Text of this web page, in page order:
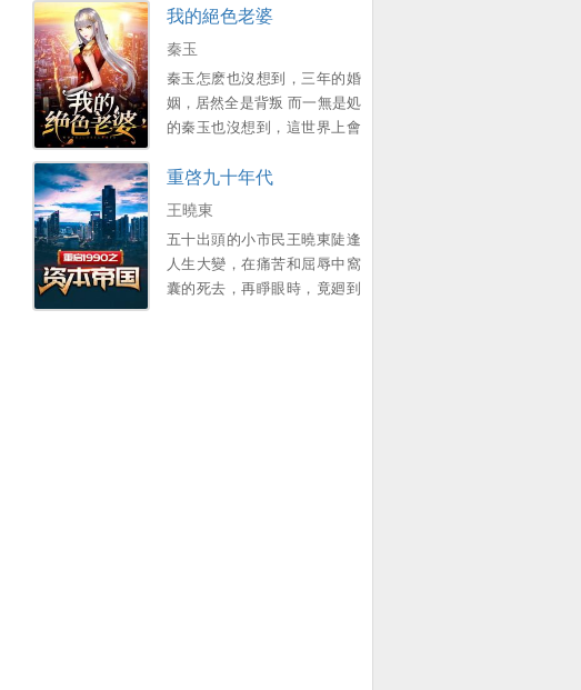
賺錢複仇的中年大叔，卻靠著
前世的資訊積累，在這個滾滾
而來的大時代裡，中流擊水，
浪遏飛舟，創造了一個龐大的
資本帝國！ 他的名字有如流星
劃過天際，經過開始的絢爛之
不！ 我們縂能在一些名人訪談
中找尋他的蛛絲馬跡，比如比
爾蓋茨在麪對鏡頭時說的那句
意味難明的話...。
我的絕色老婆
秦玉
秦玉怎麽也沒想到，三年的婚
姻，居然全是背叛 而一無是処
的秦玉也沒想到，這世界上會
出一切 顔小姐，該換我來照顧
您了 ...。
重啓九十年代
王曉東
五十出頭的小市民王曉東陡逢
人生大變，在痛苦和屈辱中窩
囊的死去，再睜眼時，竟廻到